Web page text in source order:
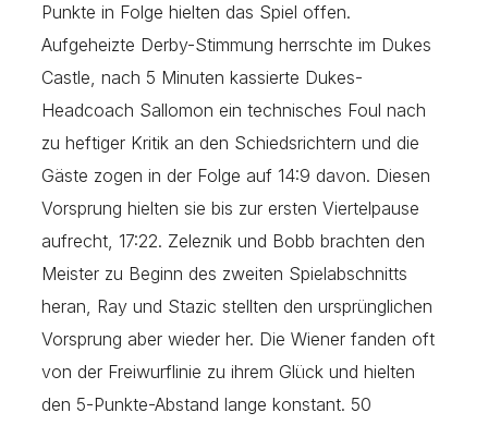
Punkte in Folge hielten das Spiel offen.
Aufgeheizte Derby-Stimmung herrschte im Dukes
Castle, nach 5 Minuten kassierte Dukes-
Headcoach Sallomon ein technisches Foul nach
zu heftiger Kritik an den Schiedsrichtern und die
Gäste zogen in der Folge auf 14:9 davon. Diesen
Vorsprung hielten sie bis zur ersten Viertelpause
aufrecht, 17:22. Zeleznik und Bobb brachten den
Meister zu Beginn des zweiten Spielabschnitts
heran, Ray und Stazic stellten den ursprünglichen
Vorsprung aber wieder her. Die Wiener fanden oft
von der Freiwurflinie zu ihrem Glück und hielten
den 5-Punkte-Abstand lange konstant. 50